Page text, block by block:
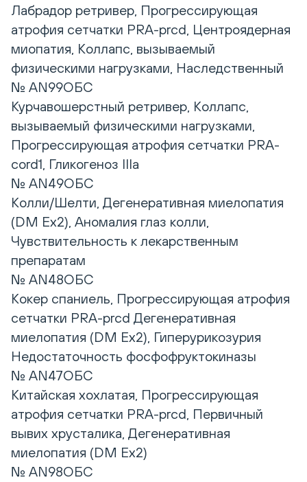
Лабрадор ретривер, Прогрессирующая
атрофия сетчатки PRA-prcd, Центроядерная
миопатия, Коллапс, вызываемый
физическими нагрузками, Наследственный
№ AN99ОБС
Курчавошерстный ретривер, Коллапс,
вызываемый физическими нагрузками,
Прогрессирующая атрофия сетчатки PRA-
cord1, Гликогеноз IIIa
№ AN49ОБС
Колли/Шелти, Дегенеративная миелопатия
(DM Ex2), Аномалия глаз колли,
Чувствительность к лекарственным
препаратам
№ AN48ОБС
Кокер спаниель, Прогрессирующая атрофия
сетчатки PRA-prcd Дегенеративная
миелопатия (DM Ex2), Гиперурикозурия
Недостаточность фосфофруктокиназы
№ AN47ОБС
Китайская хохлатая, Прогрессирующая
атрофия сетчатки PRA-prcd, Первичный
вывих хрусталика, Дегенеративная
миелопатия (DM Ex2)
№ AN98ОБС